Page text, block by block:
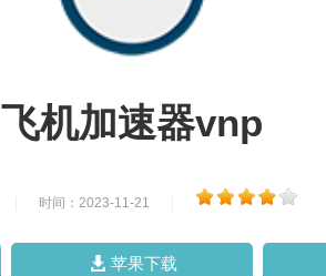
飞机加速器vnp
时间：2023-11-21
苹果下载